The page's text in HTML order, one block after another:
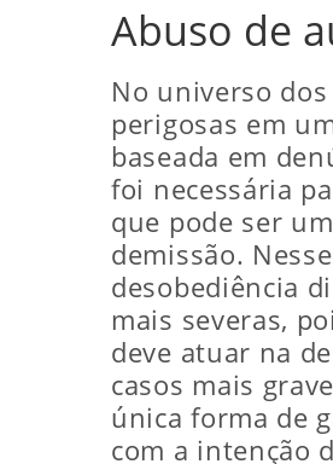
Abuso de
No universo
perigosas em
baseada em
foi necessária
que pode ser
demissão.
desobediência
mais severas,
deve atuar na
casos mais
única forma de
com a intenção